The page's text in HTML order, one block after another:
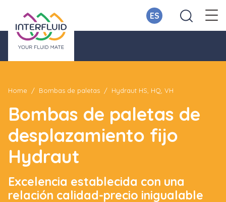
ES
Home Bombas de paletas Hydraut HS, HQ, VH
Bombas de paletas de
desplazamiento fijo
Hydraut
Excelencia establecida con una
relación calidad-precio inigualable